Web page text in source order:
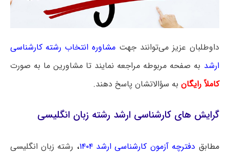
داوطلبان عزیز می‌توانند جهت مشاوره انتخاب رشته کارشناسی
ارشد به صفحه مربوطه مراجعه نمایند تا مشاورین ما به صورت
کاملاً رایگان به سؤالاتشان پاسخ دهند.
گرایش‌ های کارشناسی ارشد رشته زبان انگلیسی
مطابق دفترچه آزمون کارشناسی ارشد ۱۴۰۴ ، رشته زبان انگلیسی